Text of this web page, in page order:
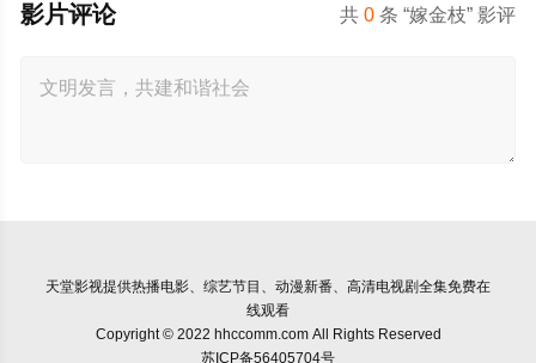
共0 条 “嫁金枝” 影评
影片评论
天堂影视提供热播电影、综艺节目、动漫新番、高清电视剧全集免费在
线观看
Copyright © 2022 hhccomm.com All Rights Reserved
苏ICP备56405704号